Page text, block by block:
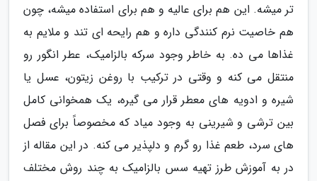
تر میشه. این هم برای عالیه و هم برای استفاده میشه، چون
هم خاصیت نرم کنندگی داره و هم رایحه ای تند و ملایم به
غذاها می ده. به خاطر وجود سرکه بالزامیک، عطر انگور رو
منتقل می کنه و وقتی در ترکیب با روغن زیتون، عسل یا
شیره و ادویه های معطر قرار می گیره، یک همخوانی کامل
بین ترشی و شیرینی به وجود میاد که مخصوصاً برای فصل
های سرد، طعم غذا رو گرم و دلپذیر می کنه. در این مقاله از
در به آموزش طرز تهیه سس بالزامیک به چند روش مختلف